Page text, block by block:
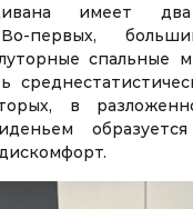
имеет два
первых,
спальные
в